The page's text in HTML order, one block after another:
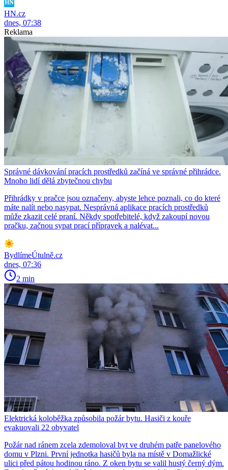
HN.cz
dnes, 07:38
Reklama
Správné dávkování pracích prostředků začíná ve správné přihrádce.
Mnoho lidí dělá zbytečnou chybu
Přihrádky v pračce jsou označeny, abyste lehce poznali, co do které
máte nalít nebo nasypat. Nesprávná aplikace pracích prostředků
může zkazit celé praní. Někdy spotřebitelé, když zakoupí novou
pračku, začnou sypat prací přípravek a nalévat...
BydlímeÚtulně.cz
dnes, 07:36
2 min
Elektrická koloběžka způsobila požár bytu. Hasiči z kouře
evakuovali 22 obyvatel
Požár nad ránem zcela zdemoloval byt ve druhém patře panelového
domu v Plzni. První jednotka hasičů byla na místě v Domažlické
ulici před pátou hodinou ráno. Z oken bytu se valil hustý černý dým.